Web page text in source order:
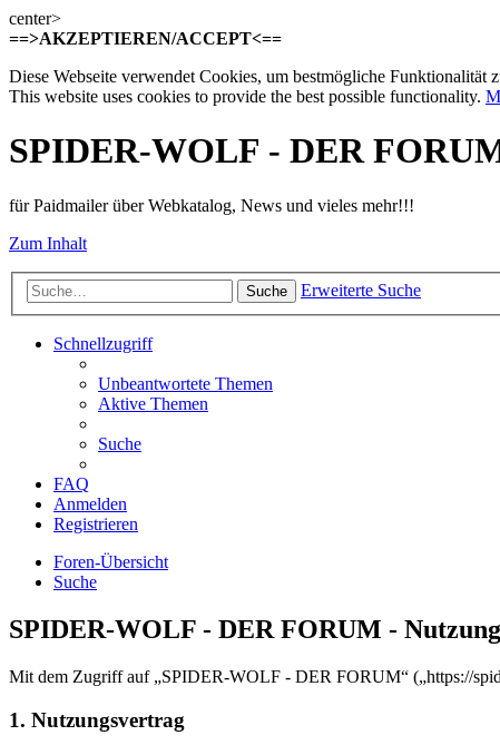
center>
==>AKZEPTIEREN/ACCEPT<==
Diese Webseite verwendet Cookies, um bestmögliche Funktionalität
This website uses cookies to provide the best possible functionality.
SPIDER-WOLF - DER
für Paidmailer über Webkatalog, News und vieles mehr!!!
Zum Inhalt
Suche Erweiterte Suche
Schnellzugriff
Unbeantwortete Themen
Aktive Themen
Suche
FAQ
Anmelden
Registrieren
Foren-Übersicht
Suche
SPIDER-WOLF - DER FORUM -
Mit dem Zugriff auf „SPIDER-WOLF - DER FORUM“ („https://
1. Nutzungsvertrag